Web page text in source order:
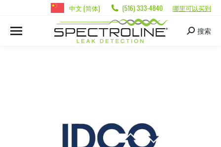
中文 (简体) (516) 333-4840 哪里可以买到
搜索